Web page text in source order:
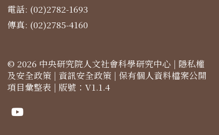
電話: (02)2782-1693
傳真: (02)2785-4160
© 2026 中央研究院人文社會科學研究中心 | 隱私權
及安全政策 | 資訊安全政策 | 保有個人資料檔案公開
項目彙整表 | 版號：V1.1.4
Youtube